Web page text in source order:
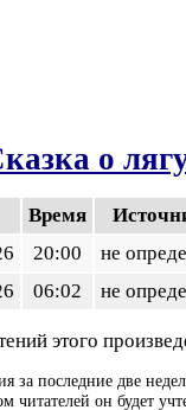
о
Время
20:00
не
06:02 не
этого
за последние две
читателей он будет